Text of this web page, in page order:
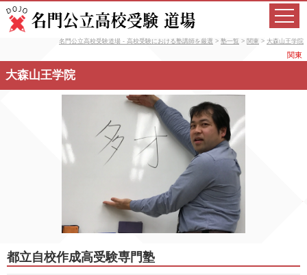
名門公立高校受験道場 - 高校受験における塾講師を厳選 > 塾一覧 > 関東 > 大森山王学院
関東
大森山王学院
都立自校作成高受験専門塾